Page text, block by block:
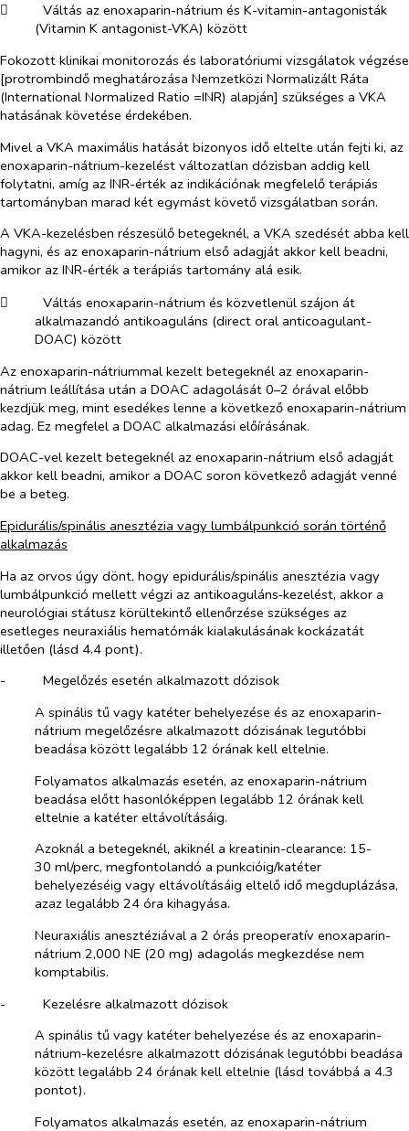
​
Váltás az enoxaparin-nátrium és K-vitamin-antagonisták
(Vitamin K antagonist-VKA) között
Fokozott klinikai monitorozás és laboratóriumi vizsgálatok végzése
[protrombindő meghatározása Nemzetközi Normalizált Ráta
(International Normalized Ratio =INR) alapján] szükséges a VKA
hatásának követése érdekében.
Mivel a VKA maximális hatását bizonyos idő eltelte után fejti ki, az
enoxaparin-nátrium-kezelést változatlan dózisban addig kell
folytatni, amíg az INR-érték az indikációnak megfelelő terápiás
tartományban marad két egymást követő vizsgálatban során.
A VKA-kezelésben részesülő betegeknél, a VKA szedését abba kell
hagyni, és az enoxaparin-nátrium első adagját akkor kell beadni,
amikor az INR-érték a terápiás tartomány alá esik.
​
Váltás enoxaparin-nátrium és közvetlenül szájon át
alkalmazandó antikoaguláns (direct oral anticoagulant-
DOAC) között
Az enoxaparin-nátriummal kezelt betegeknél az enoxaparin-
nátrium leállítása után a DOAC adagolását 0–2 órával előbb
kezdjük meg, mint esedékes lenne a következő enoxaparin-nátrium
adag. Ez megfelel a DOAC alkalmazási előírásának.
DOAC-vel kezelt betegeknél az enoxaparin-nátrium első adagját
akkor kell beadni, amikor a DOAC soron következő adagját venné
be a beteg.
Epidurális/spinális anesztézia vagy lumbálpunkció során történő
alkalmazás
Ha az orvos úgy dönt, hogy epidurális/spinális anesztézia vagy
lumbálpunkció mellett végzi az antikoaguláns‑kezelést, akkor a
neurológiai státusz körültekintő ellenőrzése szükséges az
esetleges neuraxiális hematómák kialakulásának kockázatát
illetően (lásd 4.4 pont).
-​
Megelőzés esetén alkalmazott dózisok
A spinális tű vagy katéter behelyezése és az enoxaparin-
nátrium megelőzésre alkalmazott dózisának legutóbbi
beadása között legalább 12 órának kell eltelnie.
Folyamatos alkalmazás esetén, az enoxaparin-nátrium
beadása előtt hasonlóképpen legalább 12 órának kell
eltelnie a katéter eltávolításáig.
Azoknál a betegeknél, akiknél a kreatinin-clearance: 15-
30 ml/perc, megfontolandó a punkcióig/katéter
behelyezéséig vagy eltávolításáig eltelő idő megduplázása,
azaz legalább 24 óra kihagyása.
Neuraxiális anesztéziával a 2 órás preoperatív enoxaparin-
nátrium 2,000 NE (20 mg) adagolás megkezdése nem
komptabilis.
-​
Kezelésre alkalmazott dózisok
A spinális tű vagy katéter behelyezése és az enoxaparin-
nátrium-kezelésre alkalmazott dózisának legutóbbi beadása
között legalább 24 órának kell eltelnie (lásd továbbá a 4.3
pontot).
Folyamatos alkalmazás esetén, az enoxaparin-nátrium